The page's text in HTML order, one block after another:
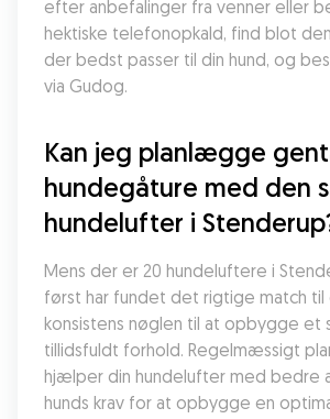
efter anbefalinger fra venner eller
hektiske telefonopkald, find blot
der bedst passer til din hund, og
via Gudog.
Kan jeg planlægge
hundegåture med den
hundelufter i
Mens der er 20 hundeluftere i
først har fundet det rigtige match til
konsistens nøglen til at opbygge et
tillidsfuldt forhold. Regelmæssigt
hjælper din hundelufter med bedre
hunds krav for at opbygge en